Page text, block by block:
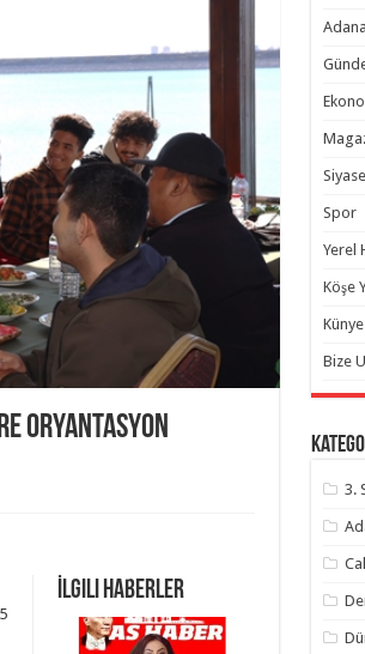
Oryantasyon
İlgili Haberler
Spor
Yerel
Köşe
Künye
Bize
3.